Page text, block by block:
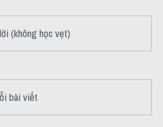
(không học vẹt)
bài viết